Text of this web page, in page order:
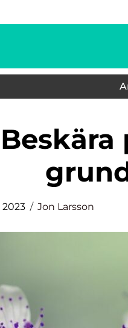
Beskära palettblad – en
Jon Larsson